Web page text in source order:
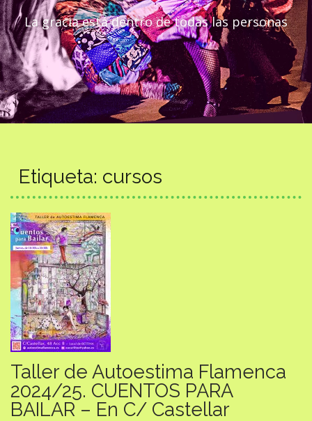
La gracia está dentro de todas las personas
Etiqueta: cursos
Taller de Autoestima Flamenca
2024/25. CUENTOS PARA
BAILAR – En C/ Castellar